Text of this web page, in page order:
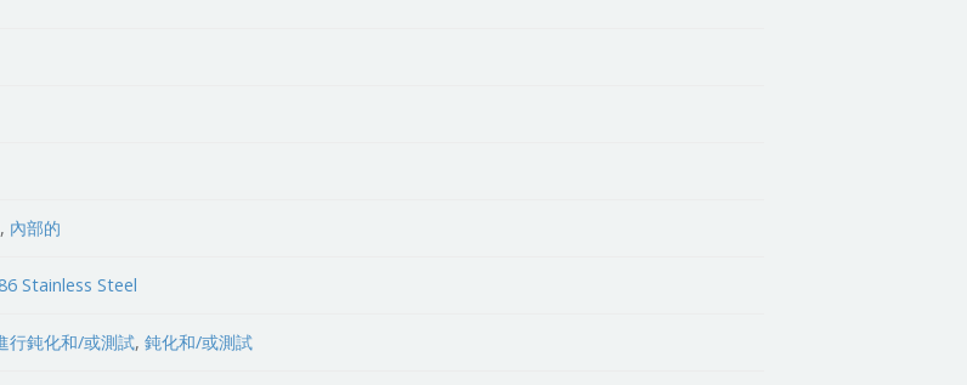
, 內部的
Stainless Steel
行鈍化和/或測試,鈍化和/或測試